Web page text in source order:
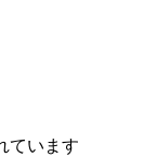
ています